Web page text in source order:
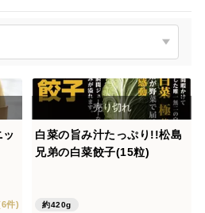
ッ
件)
白菜の旨み汁たっぷり!!松島
兄弟の白菜餃子(15粒)
約420g